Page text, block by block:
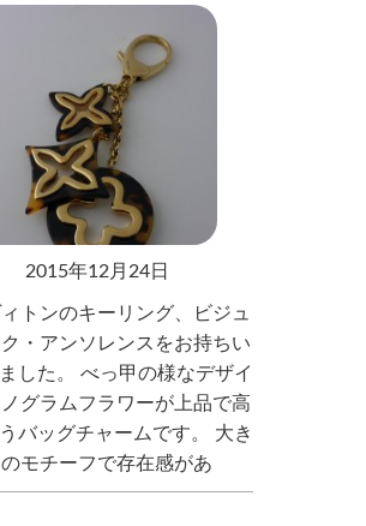
2015年12月24日
トンのキーリング、ビジュ
・アンソレンスをお持ちい
した。 べっ甲の様なデザイ
グラムフラワーが上品で高
バッグチャームです。 大き
モチーフで存在感があ